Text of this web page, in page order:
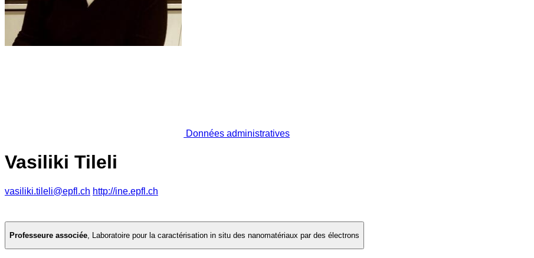
Données administratives
Vasiliki Tileli
vasiliki.tileli@epfl.ch http://ine.epfl.ch
Professeure associée, Laboratoire pour la caractérisation in situ des nanomatériaux par des électrons